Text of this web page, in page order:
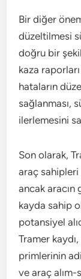
Bir diğer
düzeltilmesi
doğru bir
kaza
hataların
sağlanması,
ilerlemesini
Son olarak,
araç sahipleri
ancak aracın
kayda sahip
potansiyel
Tramer
primlerinin
ve araç